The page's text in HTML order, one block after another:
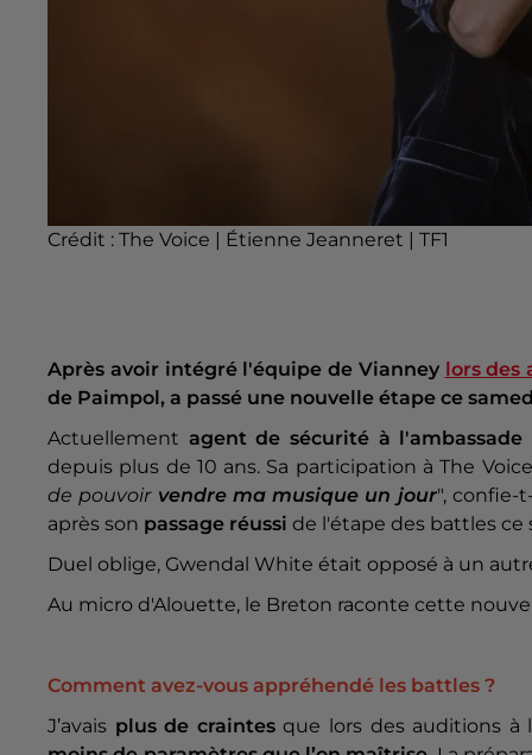
Crédit : The Voice | Étienne Jeanneret | TF1
Après avoir intégré l'équipe de Vianney lors des
de Paimpol, a passé une nouvelle étape ce
Actuellement agent de sécurité à l'ambassade
depuis plus de 10 ans. Sa participation à The
de pouvoir vendre ma musique un jour", confie-
après son passage réussi de l'étape des battles ce
Duel oblige, Gwendal White était opposé à un
Au micro d'Alouette, le Breton raconte cette
Comment avez-vous appréhendé les battles ?
J’avais plus de craintesque lors des auditions à